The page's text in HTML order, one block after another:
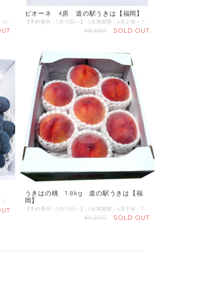
【予約受付：7月10日～】《出荷期間：8月上旬～10月末》 ※大粒の場合は6～7房になります。 商品名：巨峰 産地 ：福岡県 内容量：8~9房 発送区分：【冷蔵】 ■果皮は紫黒色で、粒は10～15gと大きく、果肉は締まっていて多汁です。 ■香りがよく、甘みが強くてやさしい酸味があります。
ピオーネ 4房 道の駅うきは【福岡】
【予約受付：5月10日～】《出荷期間：6月上旬～7月末》 商品名：ピオーネ 産地 :福岡県 内容量：4房 発送区分：【冷蔵】 ピオーネ（早期加温ハウス栽培） ■糖度が高くて香りよく、適度な酸味で濃厚な味わいです。 ■大きいものは粒が20gほどになり、見た目ともに優れています。 ミネラル栽培農産物 ■土壌分析に従い微量要素を含んだ肥料を適正に施肥した土壌で農産物の栽培を行っています。
¥8,680 SOLD OUT
【予約受付：5月10日～】《出荷期間：6月上旬～7月末》 商品名：ピオーネ 産地 ：福岡県 内容量：2房 発送区分：【冷蔵】 ピオーネ（早期加温ハウス栽培） ■糖度が高くて香りよく、適度な酸味で濃厚な味わいです。 ■大きいものは粒が20gほどになり、見た目ともに優れています。 ミネラル栽培農産物 ■土壌分析に従い微量要素を含んだ肥料を適正に施肥した土壌で農産物の栽培を行っています。
うきはの桃 1.8kg 道の駅うきは【福
岡】
【予約受付：5月15日～】《出荷期間：6月下旬～7月下旬》 商品名：うきはの桃 産地 ：福岡県 内容量：1.8kg 発送区分：【冷蔵】 ＼これぞ桃！ひと口食べれば甘みと果汁がジュワ～と広がります／ 様々な品種が出る桃は、うきは自慢のフルーツです。この機会にぜひご賞味ください。 ※発送時、旬の品種をお届けいたします。
¥4,200 SOLD OUT